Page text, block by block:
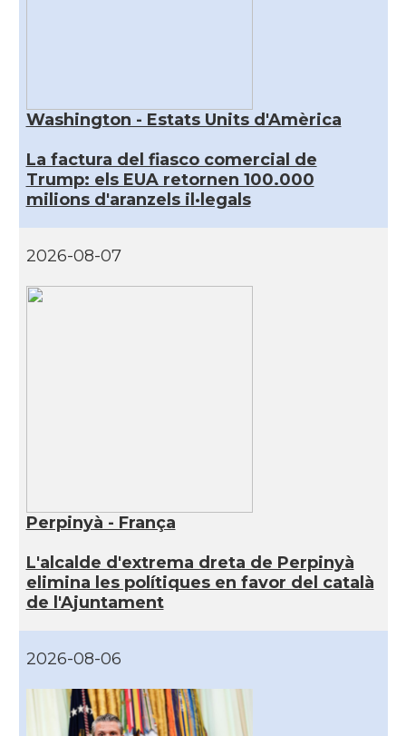
Washington - Estats Units d'Amèrica
La factura del fiasco comercial de
Trump: els EUA retornen 100.000
milions d'aranzels il·legals
2026-08-07
Perpinyà - França
L'alcalde d'extrema dreta de Perpinyà
elimina les polítiques en favor del català
de l'Ajuntament
2026-08-06